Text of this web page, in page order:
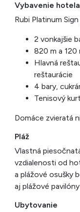
Vybavenie hotela
Rubi Platinum
2 vonkajšie
820 m a 120
Hlavná
reštaurácie
4 bary,
Tenisový
Domáce zvieratá
Pláž
Vlastná
vzdialenosti od
a plážové osušky
aj plážové
Ubytovanie